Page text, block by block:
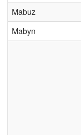
Mabuz
Mabyn